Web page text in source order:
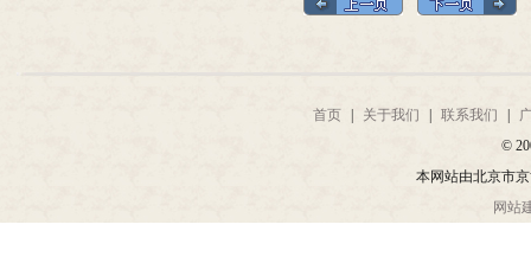
首页 关于我们 联系我们
©
本网站由北京市
网站